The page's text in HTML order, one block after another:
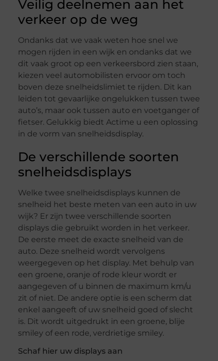
Veilig deelnemen aan het
verkeer op de weg
Ondanks dat we vaak weten hoe snel we
mogen rijden in een wijk en ondanks dat we
dit vaak groot op een verkeersbord zien staan,
kiezen veel automobilisten ervoor om toch
boven deze snelheidslimiet te rijden. Dit kan
leiden tot gevaarlijke ongelukken tussen twee
auto’s, maar ook tussen auto en voetganger of
fietser. Gelukkig biedt Actime u een oplossing
in de vorm van snelheidsdisplay.
De verschillende soorten
snelheidsdisplays
Welke twee snelheidsdisplays kunnen de
snelheid het beste meten van een auto in uw
wijk? Er zijn twee verschillende soorten
displays die gebruikt worden in het verkeer.
De eerste meet de exacte snelheid van de
auto. Deze snelheid wordt vervolgens
weergegeven op het display. Met behulp van
een groene, oranje of rode kleur wordt er
aangegeven of u binnen de maximum km/u
zit of niet. De andere optie is een scherm dat
enkel aangeeft of uw snelheid goed of slecht
is. Dit wordt uitgedrukt in een groene, blije
smiley of een rode, verdrietige smiley.
Schaf hier uw displays aan